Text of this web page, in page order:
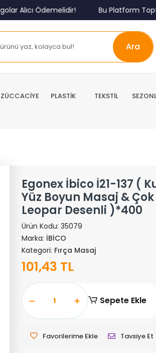
Alıcı Ödemelidir! Bu Platform
Ara
ZÜCCACİYE PLASTİK TEKSTİL
Egonex İbico İ21-137 (
Yüz Boyun Masaj &
Leopar Desenli )*400
Ürün Kodu: 35079
Marka: İBİCO
Kategori: Fırça Masaj
101,43 TL
Sepete Ekle
Favorilerime Ekle Tavsiye Et